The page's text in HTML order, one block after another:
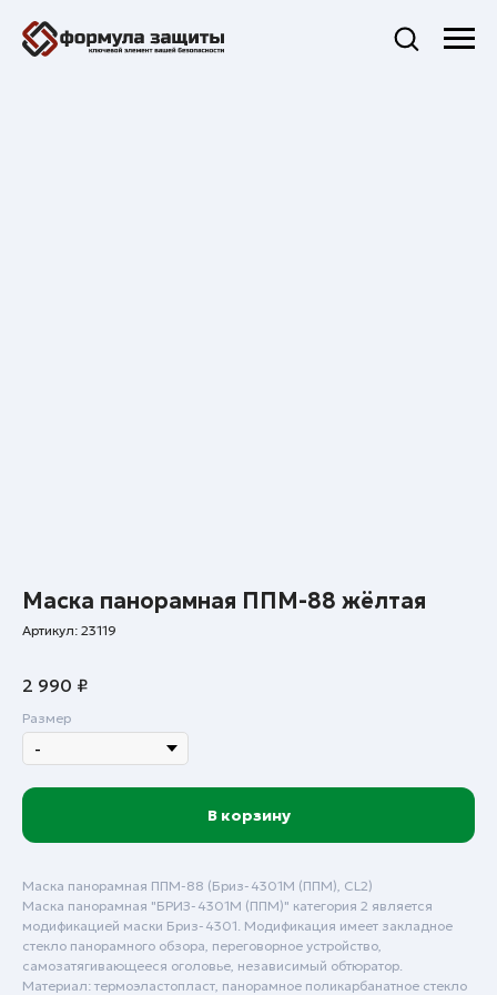
Маска панорамная ППМ-88 жёлтая
Артикул: 23119
2 990 ₽
Размер
В корзину
Маска панорамная ППМ-88 (Бриз-4301М (ППМ), CL2)
Маска панорамная "БРИЗ-4301М (ППМ)" категория 2 является
модификацией маски Бриз-4301. Модификация имеет закладное
стекло панорамного обзора, переговорное устройство,
самозатягивающееся оголовье, независимый обтюратор.
Материал: термоэластопласт, панорамное поликарбанатное стекло